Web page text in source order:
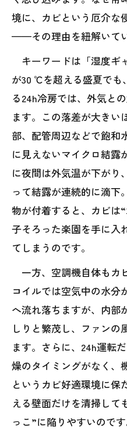
境に、カビという厄介な
——その理由を紐解いて
キーワードは「湿度ギ
が30 ℃を超える盛夏で
る24h冷房では、外気と
ます。この落差が大きい
部、配管周辺などで飽和
に見えないマイクロ結露
に夜間は外気温が下がり
って結露が連続的に滴下
物が付着すると、カビは
子そろった楽園を手に入
てしまうのです。
一方、空調機自体もカ
コイルでは空気中の水分
へ流れ落ちますが、内部
しりと繁茂し、ファンの
ます。さらに、24h運転
燥のタイミングがなく、
というカビ好適環境に保
える壁面だけを清掃して
っこ”に陥りやすいのです